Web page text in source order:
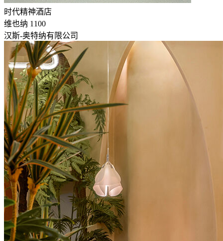
时代精神酒店
维也纳 1100
汉斯-奥特纳有限公司